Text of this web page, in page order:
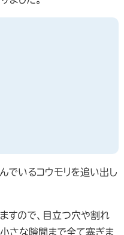
でいるコウモリを追い出し
すので、目立つ穴や割れ
さな隙間まで全て塞ぎま